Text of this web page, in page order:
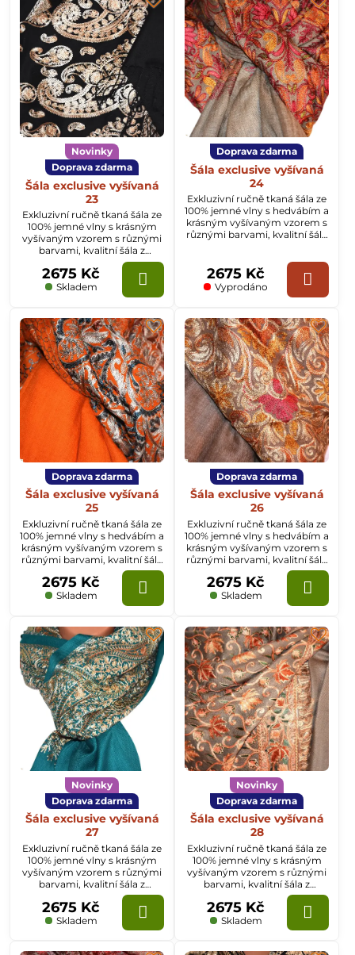
Novinky
Doprava zdarma
Šála exclusive vyšívaná
23
Exkluzivní ručně tkaná šála ze
100% jemné vlny s krásným
vyšívaným vzorem s různými
barvami, kvalitní šála z
Kašmíru o rozměru
70x200cm.
Skladem
2675 Kč
Doprava zdarma
Šála exclusive vyšívaná
24
Exkluzivní ručně tkaná šála ze
100% jemné vlny s hedvábím a
krásným vyšívaným vzorem s
různými barvami, kvalitní šála
Vyprodáno
2675 Kč
Doprava zdarma
Šála exclusive vyšívaná
25
Exkluzivní ručně tkaná šála ze
100% jemné vlny s hedvábím a
krásným vyšívaným vzorem s
různými barvami, kvalitní šála
z Kašmíru o rozměru
70x200cm.
Skladem
2675 Kč
Doprava zdarma
Šála exclusive vyšívaná
26
Exkluzivní ručně tkaná šála ze
100% jemné vlny s hedvábím a
krásným vyšívaným vzorem s
různými barvami, kvalitní šála
z Kašmíru o rozměru
70x200cm.
Skladem
2675 Kč
Novinky
Doprava zdarma
Šála exclusive vyšívaná
27
Exkluzivní ručně tkaná šála ze
100% jemné vlny s krásným
vyšívaným vzorem s různými
barvami, kvalitní šála z
Kašmíru o rozměru
70x200cm.
Skladem
2675 Kč
Novinky
Doprava zdarma
Šála exclusive vyšívaná
28
Exkluzivní ručně tkaná šála ze
100% jemné vlny s krásným
vyšívaným vzorem s různými
barvami, kvalitní šála z
Kašmíru o rozměru
70x200cm.
Skladem
2675 Kč